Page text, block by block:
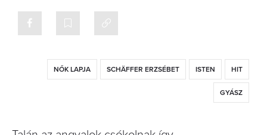
NŐK LAPJA SCHÄFFER ERZSÉBET ISTEN HIT
GYÁSZ